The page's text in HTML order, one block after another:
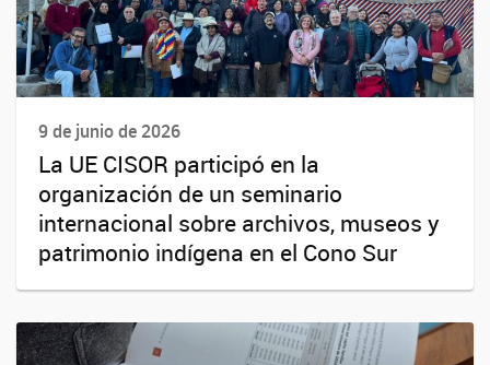
9 de junio de 2026
La UE CISOR participó en la
organización de un seminario
internacional sobre archivos, museos y
patrimonio indígena en el Cono Sur